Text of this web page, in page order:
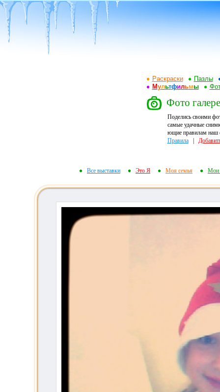
Раскраски
Пазлы
Мультфильмы
Фото
Поделись своими
самые удачные
ющие правилам наш
Правила|
Все выставки Это Я Моя семья Мои